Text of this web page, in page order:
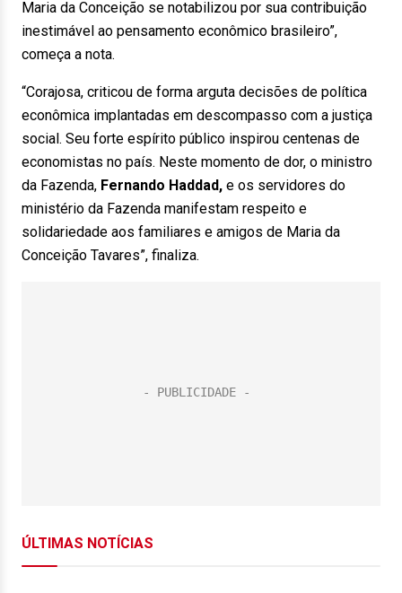
Maria da Conceição se notabilizou por sua contribuição
inestimável ao pensamento econômico brasileiro”,
começa a nota.
“Corajosa, criticou de forma arguta decisões de política
econômica implantadas em descompasso com a justiça
social. Seu forte espírito público inspirou centenas de
economistas no país. Neste momento de dor, o ministro
da Fazenda, Fernando Haddad, e os servidores do
ministério da Fazenda manifestam respeito e
solidariedade aos familiares e amigos de Maria da
Conceição Tavares”, finaliza.